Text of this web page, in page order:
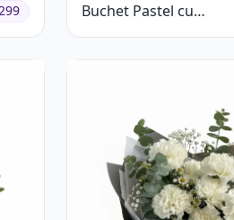
Buchet Pastel cu
Crizanteme și Garoafe